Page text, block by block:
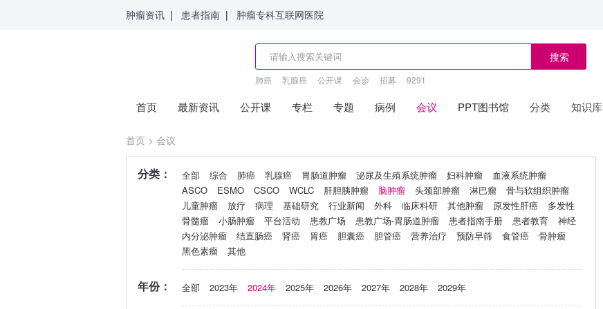
肿瘤资讯 | 患者指南 | 肿瘤专科互联网医院
搜索
肺癌 乳腺癌 公开课 会诊 招募 9291
首页 最新资讯 公开课 专栏 专题 病例 会议 PPT图书馆 分类 知识库
首页 > 会议
分类： 全部 综合 肺癌 乳腺癌 胃肠道肿瘤 泌尿及生殖系统肿瘤 妇科肿瘤
血液系统肿瘤
ASCO
ESMO CSCO WCLC 肝胆胰肿瘤 脑肿瘤 头颈部肿瘤 淋巴瘤
骨与软组织肿瘤
儿童肿瘤
放疗 病理 基础研究 行业新闻 外科 临床科研 其他肿瘤 原发性肝癌
多发性
骨髓瘤
小肠肿瘤 平台活动 患教广场 患教广场-胃肠道肿瘤 患者指南手册 患者教育
神经
内分泌肿瘤
结直肠癌 肾癌 胃癌 胆囊癌 胆管癌 营养治疗 预防早筛 食管癌
骨肿瘤
黑色素瘤
其他
年份： 全部 2023年 2024年 2025年 2026年 2027年 2028年 2029年